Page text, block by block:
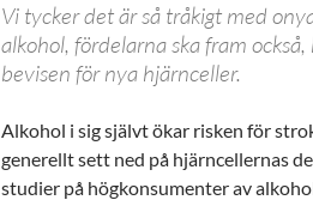
Vi tycker det är så tråkigt med
alkohol, fördelarna ska fram
bevisen för nya hjärnceller.
Alkohol i sig självt ökar risken för
generellt sett ned på hjärncellernas
studier på högkonsumenter av